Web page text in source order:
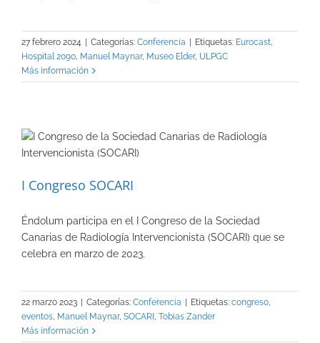
27 febrero 2024 | Categorías: Conferencia | Etiquetas: Eurocast
Hospital 2090 Manuel Maynar, Museo Elder, ULPGC
Más información
I Congreso SOCARI
Éndolum participa en el I Congreso de la Sociedad
Canarias de Radiología Intervencionista (SOCARI) que se
celebra en marzo de 2023.
22 marzo 2023 | Categorías: Conferencia | Etiquetas: congreso
eventos Manuel Maynar, SOCARI Tobias Zander
Más información